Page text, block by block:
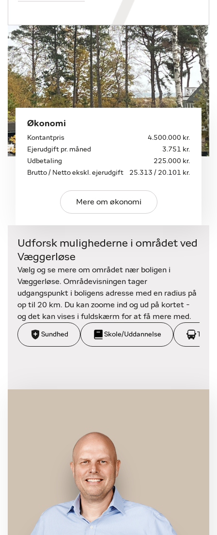
Økonomi
Kontantpris
4.500.000 kr.
Ejerudgift pr. måned
3.751 kr.
Udbetaling
225.000 kr.
Brutto / Netto ekskl. ejerudgift
25.313 / 20.101 kr.
Mere om økonomi
Udforsk mulighederne i området ved
Væggerløse
Vælg og se mere om området nær boligen i
Væggerløse. Områdevisningen tager
udgangspunkt i boligens adresse med en radius på
op til 20 km. Du kan zoome ind og ud på kortet -
og det kan vises i fuldskærm for at få mere med.
Sundhed Skole/Uddannelse